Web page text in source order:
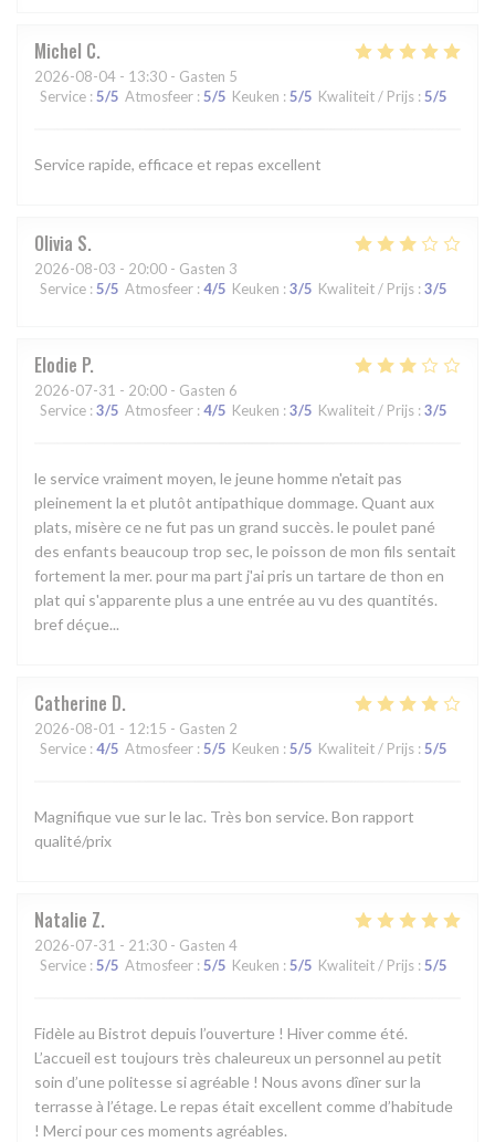
Michel C
2026-08-04 - 13:30 - Gasten 5
Service : 5/5 Atmosfeer : 5/5 Keuken : 5/5 Kwaliteit / Prijs : 5/5
Service rapide, efficace et repas excellent
Olivia S
2026-08-03 - 20:00 - Gasten 3
Service : 5/5 Atmosfeer : 4/5 Keuken : 3/5 Kwaliteit / Prijs : 3/5
Elodie P
2026-07-31 - 20:00 - Gasten 6
Service : 3/5 Atmosfeer : 4/5 Keuken : 3/5 Kwaliteit / Prijs : 3/5
le service vraiment moyen, le jeune homme n'etait pas
pleinement la et plutôt antipathique dommage. Quant aux
plats, misère ce ne fut pas un grand succès. le poulet pané
des enfants beaucoup trop sec, le poisson de mon fils sentait
fortement la mer. pour ma part j'ai pris un tartare de thon en
plat qui s'apparente plus a une entrée au vu des quantités.
bref déçue...
Catherine D
2026-08-01 - 12:15 - Gasten 2
Service : 4/5 Atmosfeer : 5/5 Keuken : 5/5 Kwaliteit / Prijs : 5/5
Magnifique vue sur le lac. Très bon service. Bon rapport
qualité/prix
Natalie Z
2026-07-31 - 21:30 - Gasten 4
Service : 5/5 Atmosfeer : 5/5 Keuken : 5/5 Kwaliteit / Prijs : 5/5
Fidèle au Bistrot depuis l’ouverture ! Hiver comme été.
L’accueil est toujours très chaleureux un personnel au petit
soin d’une politesse si agréable ! Nous avons dîner sur la
terrasse à l’étage. Le repas était excellent comme d’habitude
! Merci pour ces moments agréables.